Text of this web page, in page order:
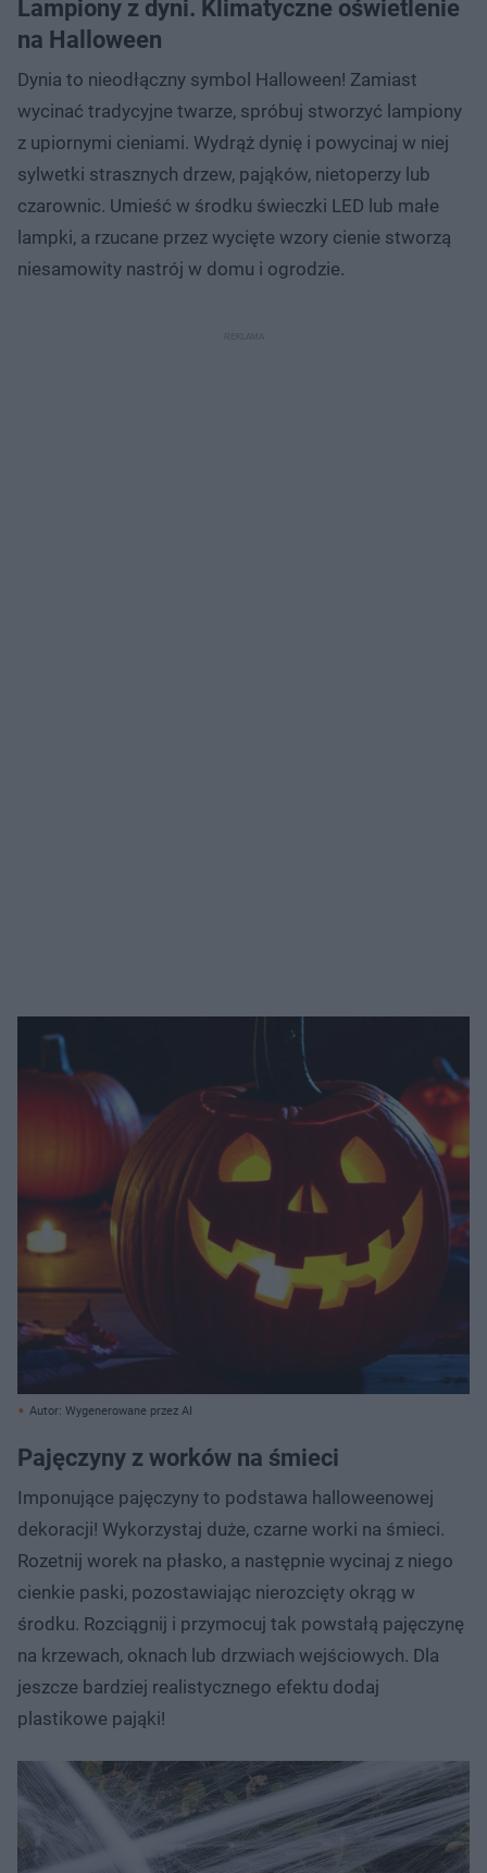
Lampiony z dyni. Klimatyczne oświetlenie
na Halloween
Dynia to nieodłączny symbol Halloween! Zamiast
wycinać tradycyjne twarze, spróbuj stworzyć lampiony
z upiornymi cieniami. Wydrąż dynię i powycinaj w niej
sylwetki strasznych drzew, pająków, nietoperzy lub
czarownic. Umieść w środku świeczki LED lub małe
lampki, a rzucane przez wycięte wzory cienie stworzą
niesamowity nastrój w domu i ogrodzie.
Autor: Wygenerowane przez AI
Pajęczyny z worków na śmieci
Imponujące pajęczyny to podstawa halloweenowej
dekoracji! Wykorzystaj duże, czarne worki na śmieci.
Rozetnij worek na płasko, a następnie wycinaj z niego
cienkie paski, pozostawiając nierozcięty okrąg w
środku. Rozciągnij i przymocuj tak powstałą pajęczynę
na krzewach, oknach lub drzwiach wejściowych. Dla
jeszcze bardziej realistycznego efektu dodaj
plastikowe pająki!